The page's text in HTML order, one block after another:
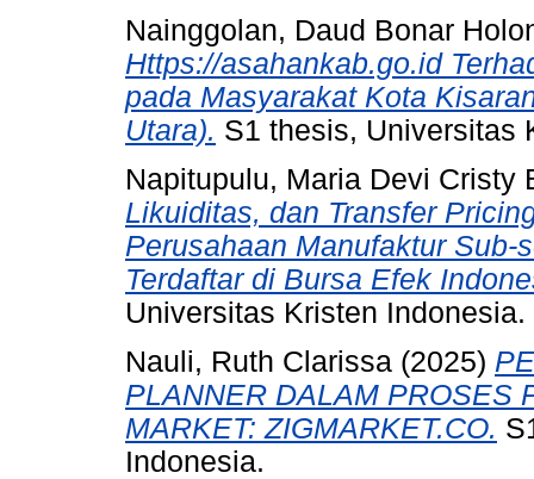
Nainggolan, Daud Bonar
Https://asahankab.go.id
pada Masyarakat Kota
Utara). S1 thesis, Universitas
Napitupulu, Maria Devi Cristy
Likuiditas, dan Transfer
Perusahaan Manufaktur Sub­-
Terdaftar di Bursa Efek
Universitas Kristen Indonesia.
Nauli, Ruth Clarissa (2025)
PLANNER DALAM PROSES
MARKET: ZIGMARKET.CO.
Indonesia.